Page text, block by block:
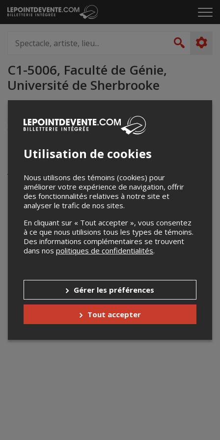
Passer
au
le
artiste,
lieu...
C1-5006, Faculté de Génie,
Université de Sherbrooke
Sherbrooke, QC
Canada
Événements à venir
Votre recherche n'a retourné aucun résultat.
Utilisation de cookies
Nous utilisons des témoins (cookies) pour
améliorer votre expérience de navigation, offrir
des fonctionnalités relatives à notre site et
analyser le trafic de nos sites.
En cliquant sur « Tout accepter », vous consentez
à ce que nous utilisions tous les types de témoins.
Des informations complémentaires se trouvent
dans nos politiques de confidentialités.
Gérer les préférences
Tout accepter